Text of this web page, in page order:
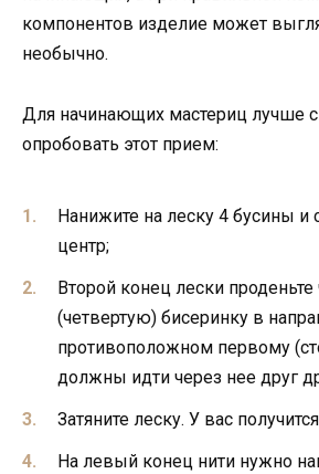
компонентов изделие может
необычно.
Для начинающих мастериц лучше
опробовать этот прием:
Нанижите на леску 4 бусины и
центр;
Второй конец лески
(четвертую) бисеринку в
противоположном первому
должны идти через нее друг
Затяните леску. У вас
На левый конец нити нужно